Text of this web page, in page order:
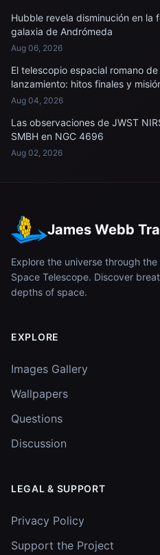
Hubble revela disminución en la
galaxia de Andrómeda
Aug 06, 2026
El telescopio espacial romano
lanzamiento: hitos finales y
Aug 04, 2026
Las observaciones de JWST
SMBH en NGC 4696
Aug 02, 2026
James Webb
Explore the universe through
Space Telescope. Discover
depths of space.
EXPLORE
Images Gallery
Wallpapers
Questions
Discussion
LEGAL & SUPPORT
Privacy Policy
Support the Project